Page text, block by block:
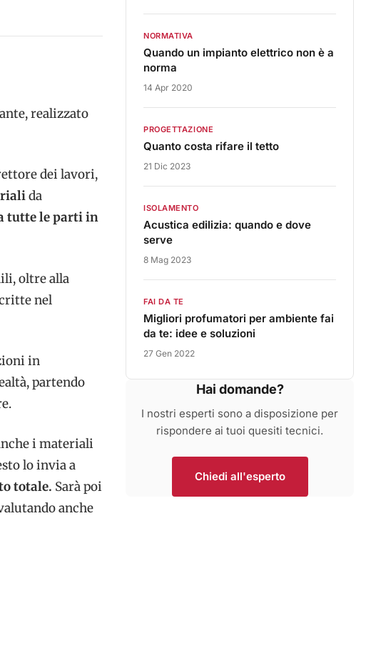
realizzato
dei lavori,
da
tutte le parti in
oltre alla
nel
in
partendo
i materiali
lo invia a
totale. Sarà poi
anche
NORMATIVA
Quando un impianto elettrico non è a
norma
14 Apr 2020
PROGETTAZIONE
Quanto costa rifare il tetto
21 Dic 2023
ISOLAMENTO
Acustica edilizia: quando e dove
serve
8 Mag 2023
FAI DA TE
Migliori profumatori per ambiente fai
da te: idee e soluzioni
27 Gen 2022
Hai domande?
I nostri esperti sono a disposizione per
rispondere ai tuoi quesiti tecnici.
Chiedi all'esperto